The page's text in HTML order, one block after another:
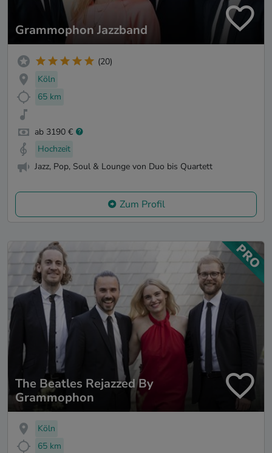
Grammophon Jazzband
(20)
Köln
65 km
ab 3190 €
Hochzeit
Jazz, Pop, Soul & Lounge von Duo bis Quartett
Zum Profil
The Beatles Rejazzed By
Grammophon
Köln
65 km